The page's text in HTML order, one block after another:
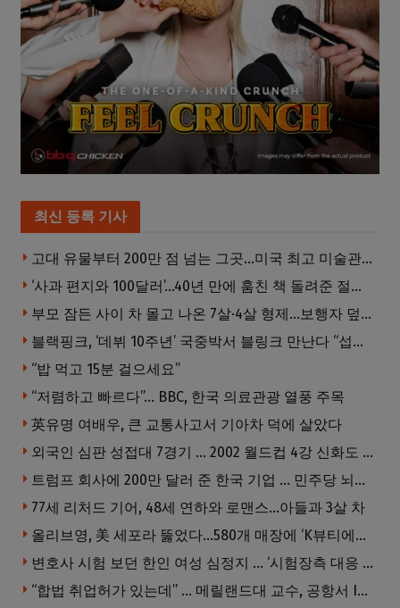
최신 등록 기사
고대 유물부터 200만 점 넘는 그곳…미국 최고 미술관은?
‘사과 편지와 100달러’…40년 만에 훔친 책 돌려준 절도범
부모 잠든 사이 차 몰고 나온 7살·4살 형제…보행자 덮쳐 중태
블랙핑크, ‘데뷔 10주년’ 국중박서 블링크 만난다 “섭섭함 안겨 미안”
“밥 먹고 15분 걸으세요”
“저렴하고 빠르다”… BBC, 한국 의료관광 열풍 주목
英유명 여배우, 큰 교통사고서 기아차 덕에 살았다
외국인 심판 성접대 7경기 … 2002 월드컵 4강 신화도 흔들
트럼프 회사에 200만 달러 준 한국 기업 … 민주당 뇌물의혹 조사
77세 리처드 기어, 48세 연하와 로맨스…아들과 3살 차
올리브영, 美 세포라 뚫었다…580개 매장에 ‘K뷰티에딧’ 론칭
변호사 시험 보던 한인 여성 심정지 … ‘시험장측 대응 부적절’ 소송
“합법 취업허가 있는데” … 메릴랜드대 교수, 공항서 ICE에 체포, 구금 중